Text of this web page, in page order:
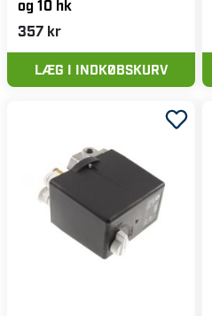
og 10 hk
357 kr
LÆG I INDKØBSKURV